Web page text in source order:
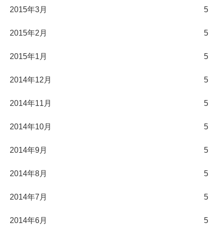
2015年3月 5
2015年2月 5
2015年1月 5
2014年12月 5
2014年11月 5
2014年10月 5
2014年9月 5
2014年8月 5
2014年7月 5
2014年6月 5